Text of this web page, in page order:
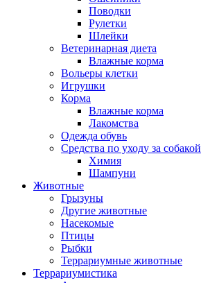
Поводки
Рулетки
Шлейки
Ветеринарная диета
Влажные корма
Вольеры клетки
Игрушки
Корма
Влажные корма
Лакомства
Одежда обувь
Средства по уходу за собакой
Химия
Шампуни
Животные
Грызуны
Другие животные
Насекомые
Птицы
Рыбки
Террариумные животные
Террариумистика